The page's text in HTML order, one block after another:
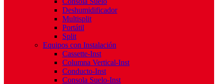
Deshumidificador
Multisplit
Portátil
Split
Equipos con Instalación
Cassette-Inst
Columna Vertical-Inst
Conducto-Inst
Consola Suelo-Inst